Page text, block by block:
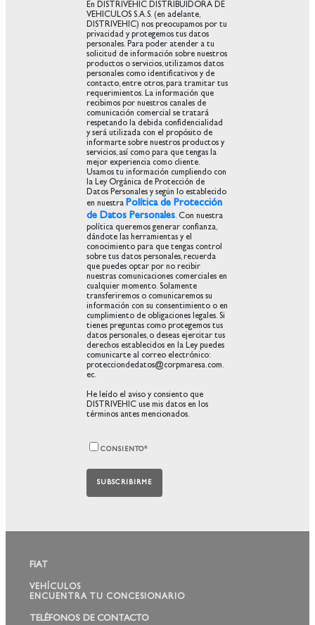
En DISTRIVEHIC DISTRIBUIDORA DE
VEHICULOS S.A.S. (en adelante,
DISTRIVEHIC) nos preocupamos por tu
privacidad y protegemos tus datos
personales. Para poder atender a tu
solicitud de información sobre nuestros
productos o servicios, utilizamos datos
personales como identificativos y de
contacto, entre otros, para tramitar tus
requerimientos. La información que
recibimos por nuestros canales de
comunicación comercial se tratará
respetando la debida confidencialidad
y será utilizada con el propósito de
informarte sobre nuestros productos y
servicios, así como para que tengas la
mejor experiencia como cliente.
Usamos tu información cumpliendo con
la Ley Orgánica de Protección de
Datos Personales y según lo establecido
en nuestraPolítica de Protección
de Datos Personales. Con nuestra
política queremos generar confianza,
dándote las herramientas y el
conocimiento para que tengas control
sobre tus datos personales, recuerda
que puedes optar por no recibir
nuestras comunicaciones comerciales en
cualquier momento. Solamente
transferiremos o comunicaremos su
información con su consentimiento o en
cumplimiento de obligaciones legales. Si
tienes preguntas como protegemos tus
datos personales, o deseas ejercitar tus
derechos establecidos en la Ley puedes
comunicarte al correo electrónico:
protecciondedatos@corpmaresa.com.
ec.
He leído el aviso y consiento que
DISTRIVEHIC use mis datos en los
términos antes mencionados.
CONSIENTO*
FIAT
VEHÍCULOS
ENCUENTRA TU CONCESIONARIO
TELÉFONOS DE CONTACTO